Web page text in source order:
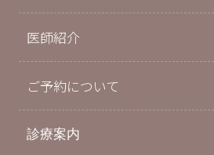
医師紹介
ご予約について
診療案内